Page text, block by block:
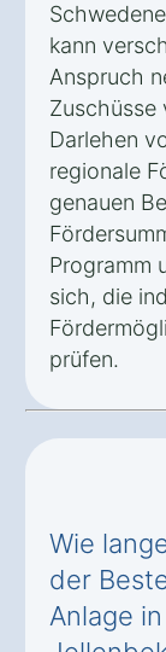
kann
Anspruch
Zuschüsse
Darlehen
regionale
genauen
Programm
sich, die
prüfen.
Wie
der
Anlage